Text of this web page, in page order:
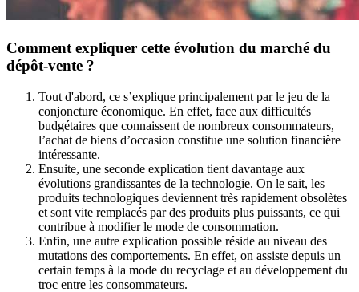
Comment expliquer cette évolution du marché du
dépôt-vente ?
Tout d'abord, ce s’explique principalement par le jeu de la
conjoncture économique. En effet, face aux difficultés
budgétaires que connaissent de nombreux consommateurs,
l’achat de biens d’occasion constitue une solution financière
intéressante.
Ensuite, une seconde explication tient davantage aux
évolutions grandissantes de la technologie. On le sait, les
produits technologiques deviennent très rapidement obsolètes
et sont vite remplacés par des produits plus puissants, ce qui
contribue à modifier le mode de consommation.
Enfin, une autre explication possible réside au niveau des
mutations des comportements. En effet, on assiste depuis un
certain temps à la mode du recyclage et au développement du
troc entre les consommateurs.